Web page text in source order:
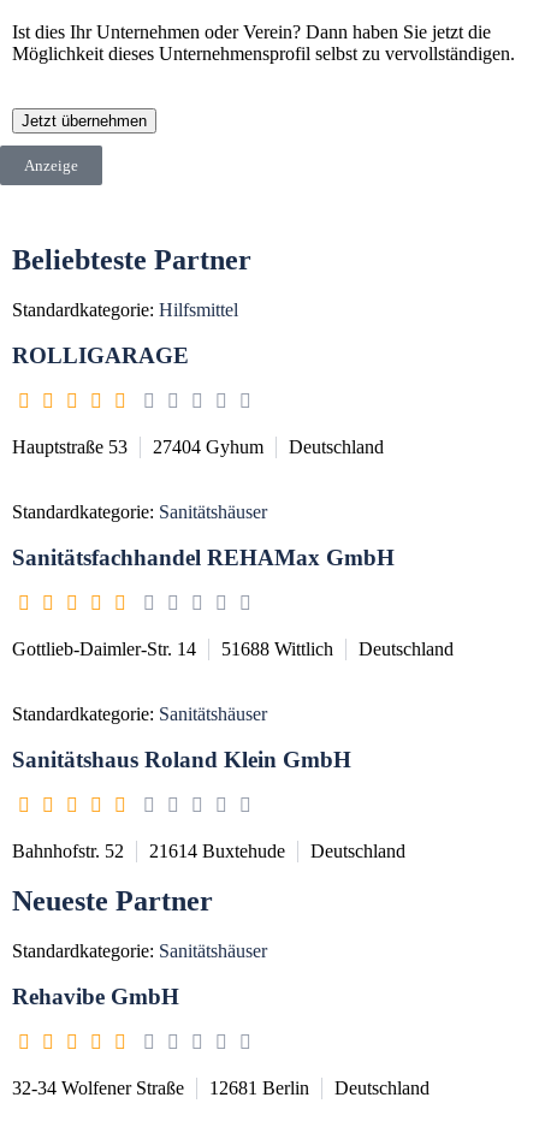
Ist dies Ihr Unternehmen oder Verein? Dann haben Sie jetzt die
Möglichkeit dieses Unternehmensprofil selbst zu vervollständigen.
Jetzt übernehmen
Anzeige
Beliebteste Partner
Standardkategorie: Hilfsmittel
ROLLIGARAGE
Hauptstraße 53 27404 Gyhum Deutschland
Standardkategorie: Sanitätshäuser
Sanitätsfachhandel REHAMax GmbH
Gottlieb-Daimler-Str. 14 51688 Wittlich Deutschland
Standardkategorie: Sanitätshäuser
Sanitätshaus Roland Klein GmbH
Bahnhofstr. 52 21614 Buxtehude Deutschland
Neueste Partner
Standardkategorie: Sanitätshäuser
Rehavibe GmbH
32-34 Wolfener Straße 12681 Berlin Deutschland